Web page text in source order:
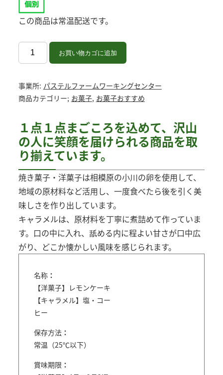
この商品は常温配送です。
へ
ご
ほ
び
個
お買い物カゴに追加
事業所: パステルファームワーキングセンター
商品カテゴリー; お菓子, お菓子おすすめ
１点１点まごころを込めて、沢山
の人に笑顔を届けられる商品を取
り揃えています。
焼き菓子・洋菓子は相模原の小川の卵を使用して、
地域の原材料など活用し、一度食べたら後を引く美
味しさを作り出しています。
キャラメルは、原材料を丁寧に煮詰めて作っていま
す。口の中に入れ、舐める内に程よい甘さが口中広
がり、どこか懐かしい風味を感じられます。
名称
【洋菓子】レモンケーキ
【キャラメル】塩・コー
ヒー
保存方法
常温（25℃以下）
賞味期限